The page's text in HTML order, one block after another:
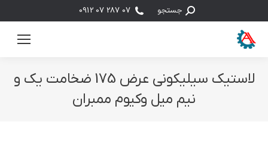
جستجو:جستجو 07 287 07 0912
لاستیک سیلیکونی عرض 175 ضخامت یک و
نیم میل وکیوم ممبران